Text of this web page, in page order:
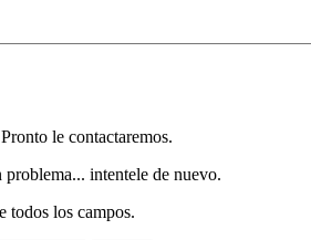
le contactaremos.
problema... intentele de nuevo.
todos los campos.